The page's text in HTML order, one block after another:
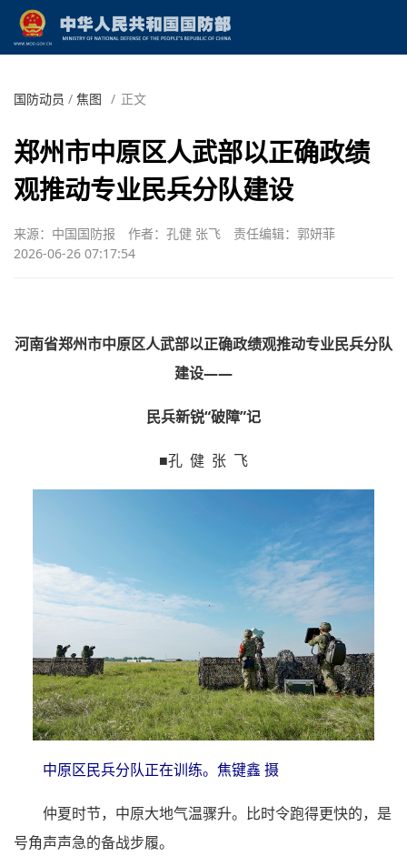
国防动员 / 焦图 / 正文
郑州市中原区人武部以正确政绩
观推动专业民兵分队建设
来源：中国国防报 作者：孔健 张飞
责任编辑：郭妍菲
2026-06-26 07:17:54
河南省郑州市中原区人武部以正确政绩观推动专业民兵分队
建设——
民兵新锐“破障”记
■孔 健 张 飞
中原区民兵分队正在训练。焦键鑫 摄
仲夏时节，中原大地气温骤升。比时令跑得更快的，是
号角声声急的备战步履。